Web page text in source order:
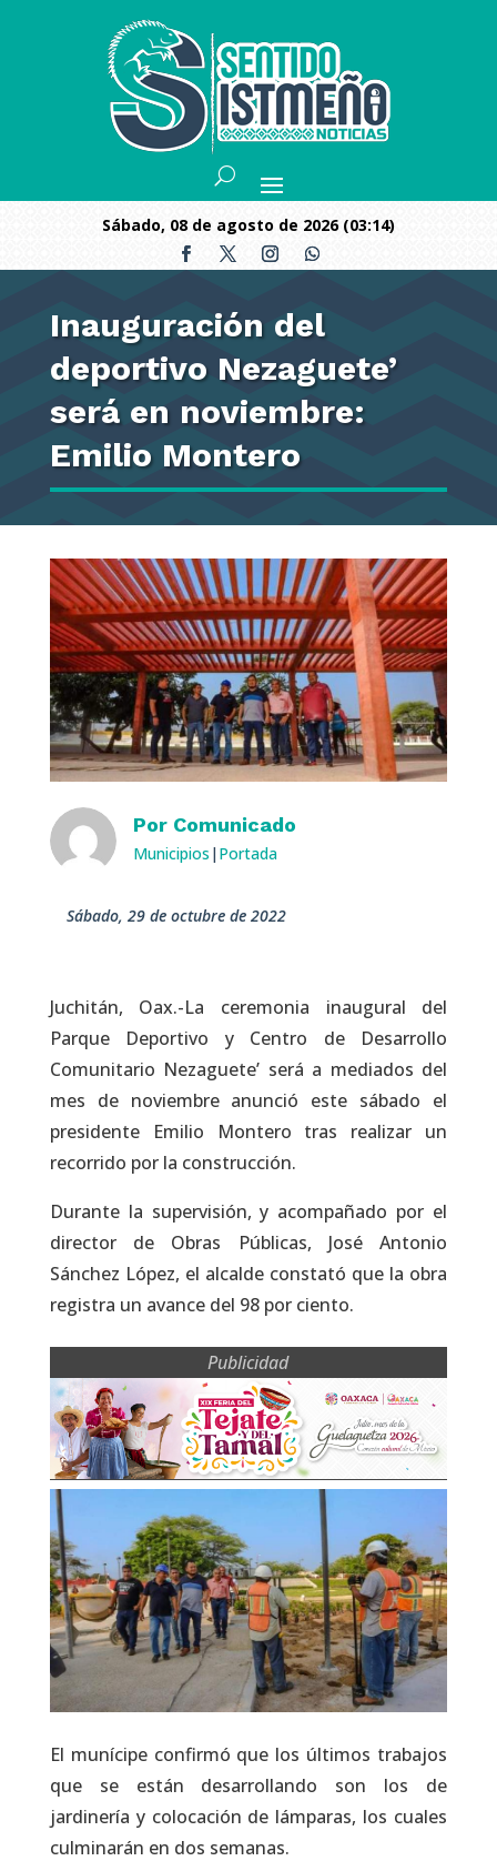
sábado, 08 de agosto de 2026 (03:14)
Inauguración del
deportivo Nezaguete’
será en noviembre:
Emilio Montero
Por Comunicado
Municipios | Portada
sábado, 29 de octubre de 2022
Juchitán, Oax.-La ceremonia inaugural del
Parque Deportivo y Centro de Desarrollo
Comunitario Nezaguete’ será a mediados del
mes de noviembre anunció este sábado el
presidente Emilio Montero tras realizar un
recorrido por la construcción.
Durante la supervisión, y acompañado por el
director de Obras Públicas, José Antonio
Sánchez López, el alcalde constató que la obra
registra un avance del 98 por ciento.
Publicidad
El munícipe confirmó que los últimos trabajos
que se están desarrollando son los de
jardinería y colocación de lámparas, los cuales
culminarán en dos semanas.